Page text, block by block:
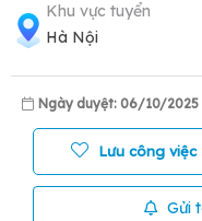
Khu vực tuyển
Hà Nội
Ngày duyệt: 06/10/2025
Lưu công việc
Gửi